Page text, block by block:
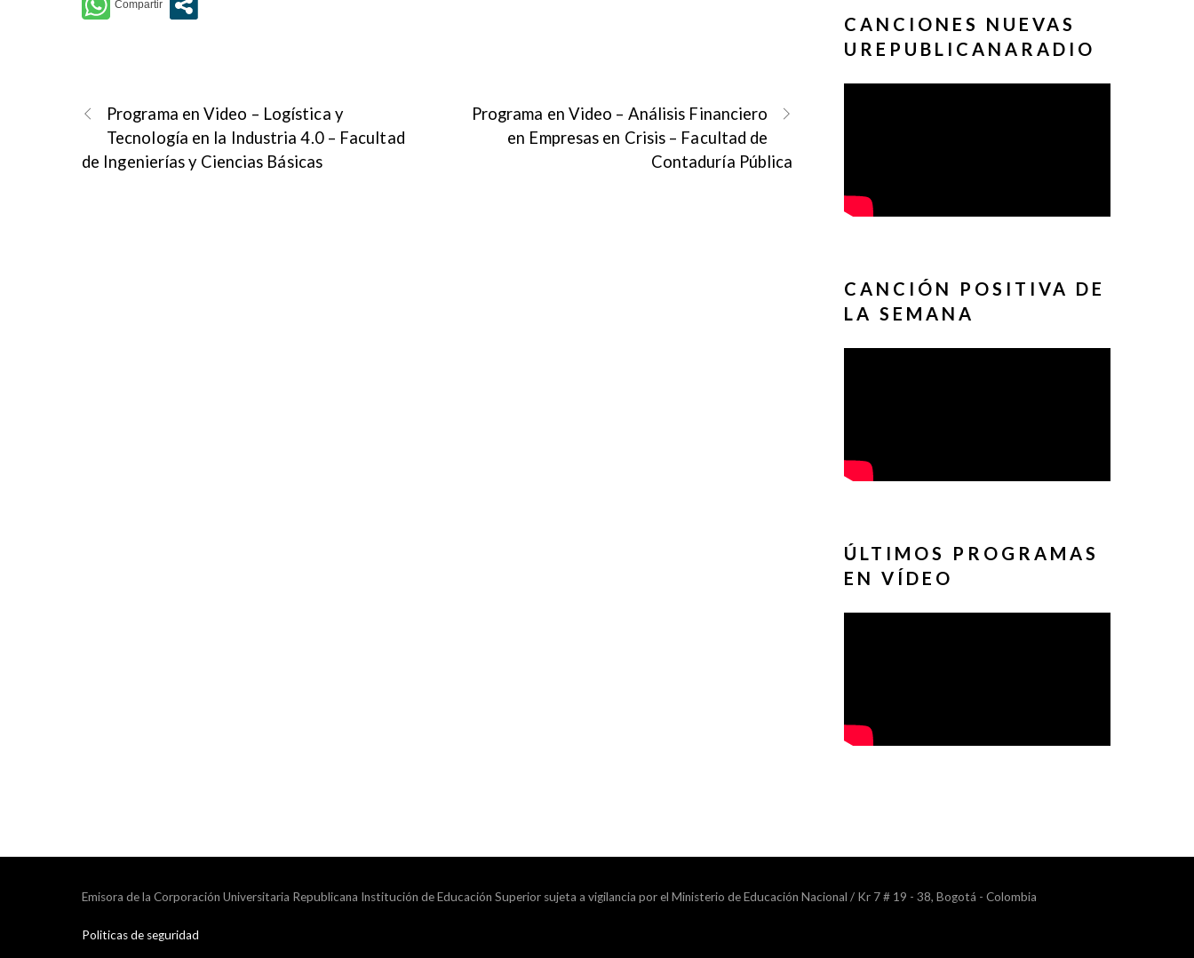
Programa en Video – Logística y
Tecnología en la Industria 4.0 – Facultad
de Ingenierías y Ciencias Básicas
Programa en Video – Análisis Financiero
en Empresas en Crisis – Facultad de
Contaduría Pública
CANCIONES NUEVAS
UREPUBLICANARADIO
CANCIÓN POSITIVA DE
LA SEMANA
ÚLTIMOS PROGRAMAS
EN VÍDEO
Emisora de la Corporación Universitaria Republicana Institución de Educación Superior sujeta a vigilancia por el Ministerio de Educación Nacional / Kr 7 # 19 - 38, Bogotá - Colombia
Politicas de seguridad